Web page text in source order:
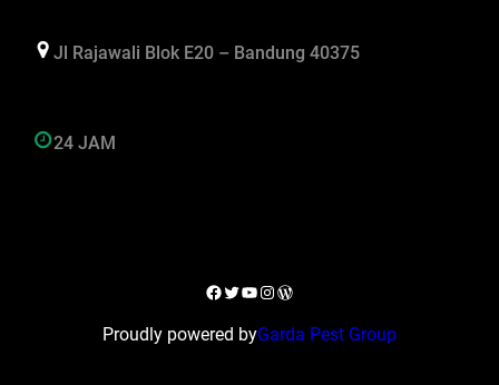
Jl Rajawali Blok E20 – Bandung 40375
24 JAM
Facebook
Twitter
YouTube
Instagram
WordPress
Proudly powered byGarda Pest Group